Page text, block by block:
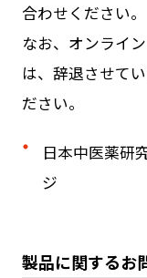
合わせください。
なお、オンライ
は、辞退させて
ださい。
日本中医薬研
ジ
製品に関するお